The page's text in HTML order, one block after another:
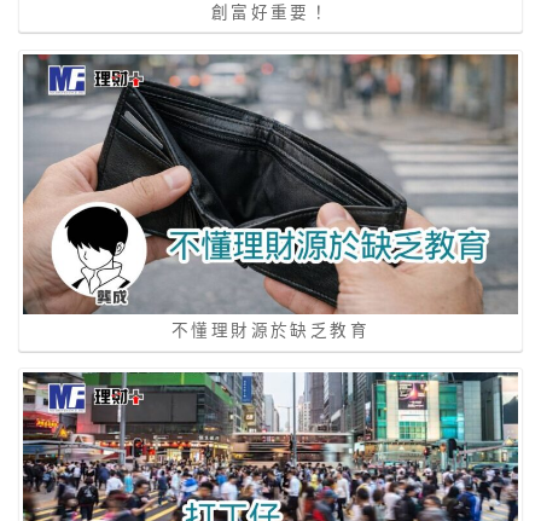
創富好重要！
不懂理財源於缺乏教育